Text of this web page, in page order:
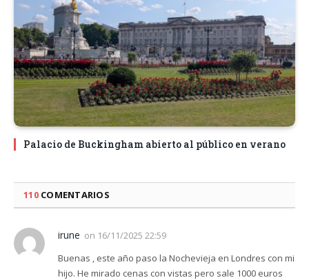
Palacio de Buckingham abierto al público en verano
110COMENTARIOS
irune on 16/11/2025 22:59
Buenas , este año paso la Nochevieja en Londres con mi
hijo. He mirado cenas con vistas pero sale 1000 euros